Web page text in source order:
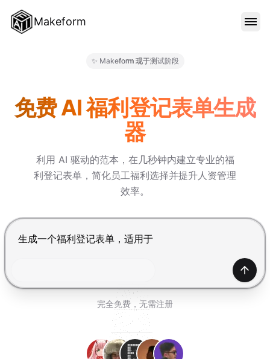
Makeform
价格
登入
✨ Makeform 现于测试阶段
免费 AI 福利登记表单生成
器
利用 AI 驱动的范本，在几秒钟内建立专业的福
利登记表单，简化员工福利选择并提升人资管理
效率。
按 Enter 提交，Shift+Enter 换行
产生
完全免费，无需注册